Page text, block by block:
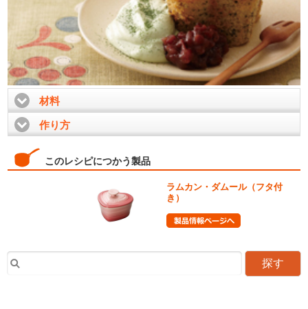
材料click to expand contents
作り方
このレシピにつかう製品
ラムカン・ダムール（フタ付
き）
探す